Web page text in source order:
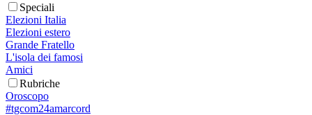
Speciali
Elezioni Italia
Elezioni estero
Grande Fratello
L'isola dei famosi
Amici
Rubriche
Oroscopo
#tgcom24amarcord